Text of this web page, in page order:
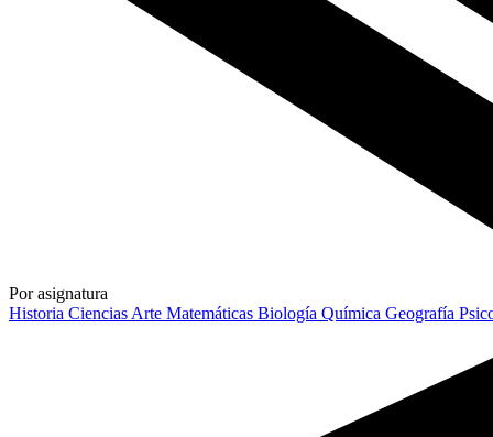
Por asignatura
Historia Ciencias Arte Matemáticas Biología Química Geografía